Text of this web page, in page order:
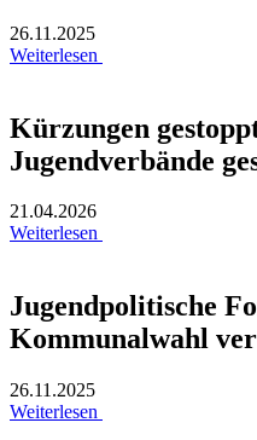
26.11.2025
Weiterlesen
Kürzungen
Jugendverbände
21.04.2026
Weiterlesen
Jugendpolitische
Kommunalwahl
26.11.2025
Weiterlesen